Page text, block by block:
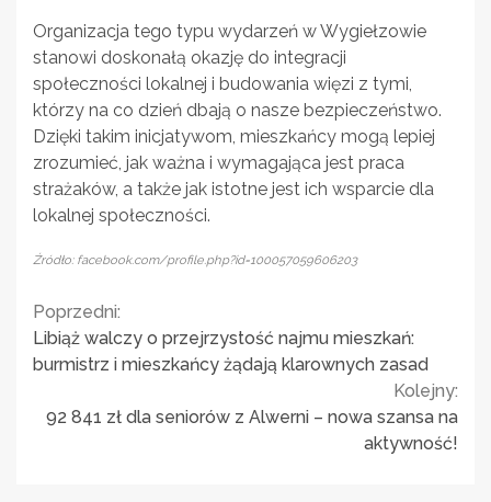
Organizacja tego typu wydarzeń w Wygiełzowie
stanowi doskonałą okazję do integracji
społeczności lokalnej i budowania więzi z tymi,
którzy na co dzień dbają o nasze bezpieczeństwo.
Dzięki takim inicjatywom, mieszkańcy mogą lepiej
zrozumieć, jak ważna i wymagająca jest praca
strażaków, a także jak istotne jest ich wsparcie dla
lokalnej społeczności.
Źródło: facebook.com/profile.php?id=100057059606203
Continue
Reading
Poprzedni:
Libiąż walczy o przejrzystość najmu mieszkań:
burmistrz i mieszkańcy żądają klarownych zasad
Kolejny:
92 841 zł dla seniorów z Alwerni – nowa szansa na
aktywność!